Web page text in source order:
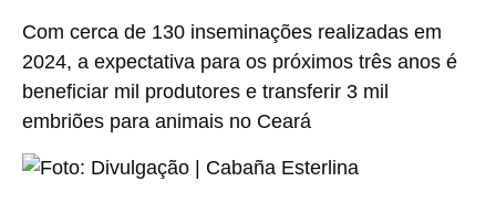
Com cerca de 130 inseminações realizadas em
2024, a expectativa para os próximos três anos é
beneficiar mil produtores e transferir 3 mil
embriões para animais no Ceará